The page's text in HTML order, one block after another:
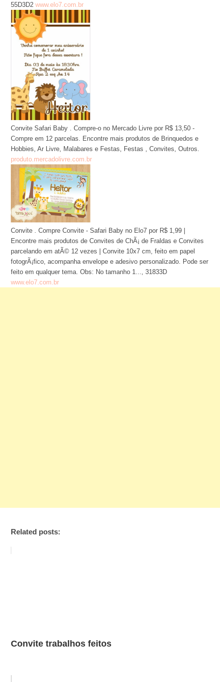
55D3D2 www.elo7.com.br
Convite Safari Baby . Compre-o no Mercado Livre por R$ 13,50 -
Compre em 12 parcelas. Encontre mais produtos de Brinquedos e
Hobbies, Ar Livre, Malabares e Festas, Festas , Convites, Outros.
produto.mercadolivre.com.br
Convite . Compre Convite - Safari Baby no Elo7 por R$ 1,99 |
Encontre mais produtos de Convites de ChÃ¡ de Fraldas e Convites
parcelando em atÃ© 12 vezes | Convite 10x7 cm, feito em papel
fotogrÃ¡fico, acompanha envelope e adesivo personalizado. Pode ser
feito em qualquer tema. Obs: No tamanho 1..., 31833D
www.elo7.com.br
Related posts:
Convite trabalhos feitos